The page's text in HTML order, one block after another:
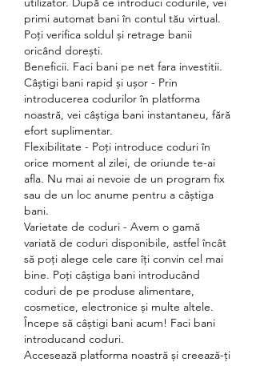
primi automat bani în contul tău virtual.
Poți verifica soldul și retrage banii
oricând dorești.
Beneficii. Faci bani pe net fara investitii.
Câștigi bani rapid și ușor - Prin
introducerea codurilor în platforma
noastră, vei câștiga bani instantaneu, fără
efort suplimentar.
Flexibilitate - Poți introduce coduri în
orice moment al zilei, de oriunde te-ai
afla. Nu mai ai nevoie de un program fix
sau de un loc anume pentru a câștiga
bani.
Varietate de coduri - Avem o gamă
variată de coduri disponibile, astfel încât
să poți alege cele care îți convin cel mai
bine. Poți câștiga bani introducând
coduri de pe produse alimentare,
cosmetice, electronice și multe altele.
Începe să câștigi bani acum! Faci bani
introducand coduri.
Accesează platforma noastră și creează-ți